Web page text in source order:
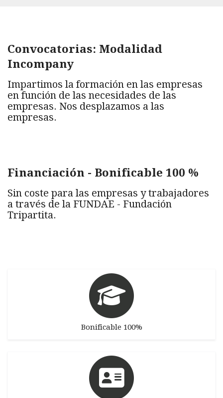
Convocatorias: Modalidad
Incompany
Impartimos la formación en las empresas
en función de las necesidades de las
empresas. Nos desplazamos a las
empresas.
Financiación - Bonificable 100 %
Sin coste para las empresas y trabajadores
a través de la FUNDAE - Fundación
Tripartita.
Bonificable 100%